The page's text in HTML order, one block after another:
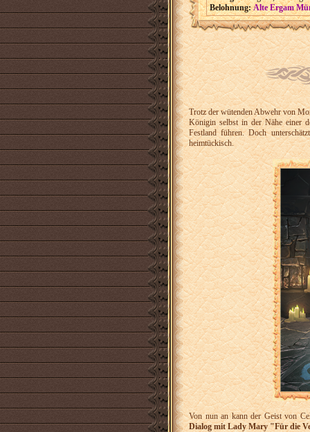
Belohnung: Alte Ergam
Trotz der wütenden Abwehr von
Königin selbst in der Nähe einer
Festland führen. Doch
heimtückisch.
Von nun an kann der Geist von
Dialog mit Lady Mary "Für die